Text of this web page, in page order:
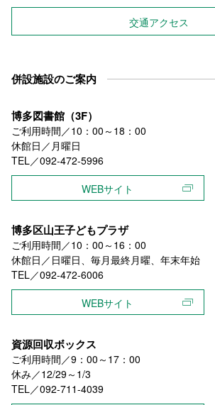
交通アクセス
併設施設のご案内
博多図書館（3F）
ご利用時間／10：00～18：00
休館日／月曜日
TEL／092-472-5996
WEBサイト
博多区山王子どもプラザ
ご利用時間／10：00～16：00
休館日／日曜日、毎月最終月曜、年末年始
TEL／092-472-6006
WEBサイト
資源回収ボックス
ご利用時間／9：00～17：00
休み／12/29～1/3
TEL／092-711-4039